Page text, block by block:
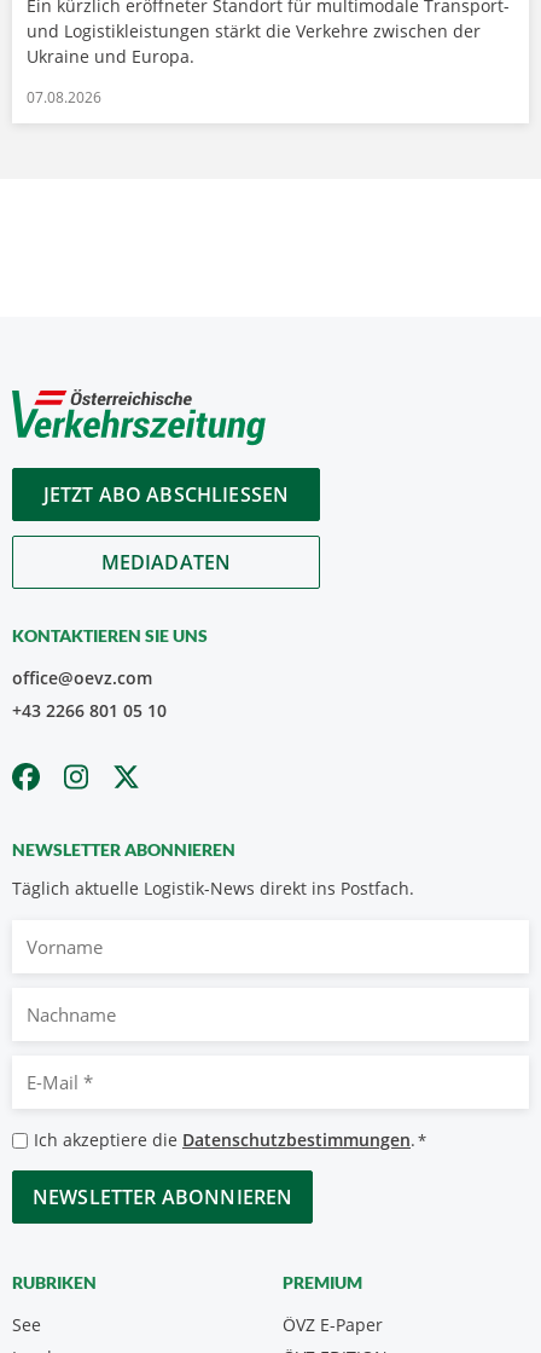
Ein kürzlich eröffneter Standort für multimodale Transport-
und Logistikleistungen stärkt die Verkehre zwischen der
Ukraine und Europa.
07.08.2026
JETZT ABO ABSCHLIESSEN
MEDIADATEN
KONTAKTIEREN SIE UNS
office@oevz.com
+43 2266 801 05 10
NEWSLETTER ABONNIEREN
Täglich aktuelle Logistik-News direkt ins Postfach.
Nachname
Mail
*
Datenschutzbestimmungen
*
Ich akzeptiere die Datenschutzbestimmungen.*
CAPTCHA
RUBRIKEN
See
PREMIUM
ÖVZ E-Paper